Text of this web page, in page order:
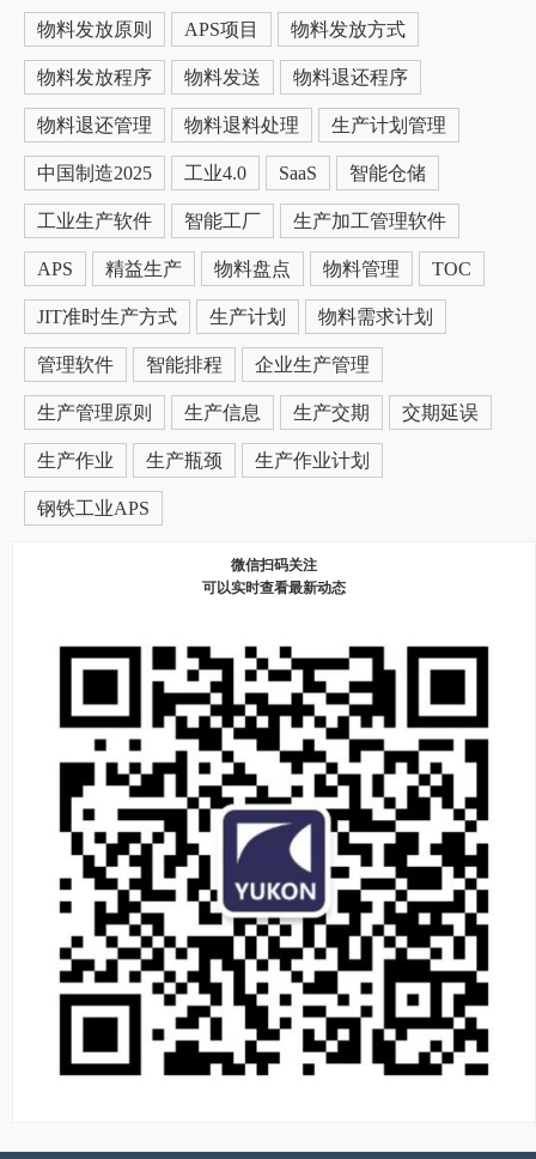
物料发放原则 APS项目 物料发放方式
物料发放程序 物料发送 物料退还程序
物料退还管理 物料退料处理 生产计划管理
中国制造2025 工业4.0 SaaS 智能仓储
工业生产软件 智能工厂 生产加工管理软件
APS 精益生产 物料盘点 物料管理 TOC
JIT准时生产方式 生产计划 物料需求计划
管理软件 智能排程 企业生产管理
生产管理原则 生产信息 生产交期 交期延误
生产作业 生产瓶颈 生产作业计划
钢铁工业APS
微信扫码关注
可以实时查看最新动态